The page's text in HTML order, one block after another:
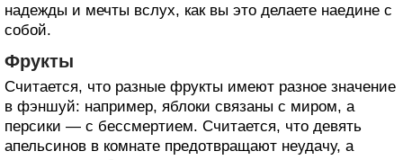
надежды и мечты вслух, как вы это делаете наедине с
собой.
Фрукты
Считается, что разные фрукты имеют разное значение
в фэншуй: например, яблоки связаны с миром, а
персики — с бессмертием. Считается, что девять
апельсинов в комнате предотвращают неудачу, а